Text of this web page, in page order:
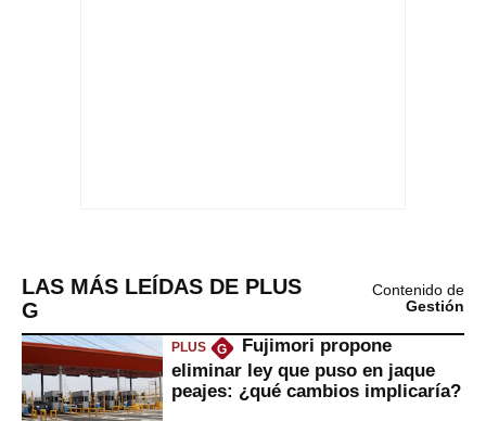
LAS MÁS LEÍDAS DE PLUS
G
Contenido de
Gestión
PLUS G
Fujimori propone
eliminar ley que puso en jaque
peajes: ¿qué cambios implicaría?